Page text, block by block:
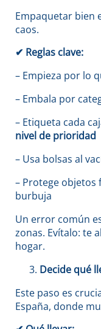
Empaquetar bien
caos.
✔ Reglas clave:
– Empieza por lo
– Embala por
– Etiqueta cada
nivel de prioridad
– Usa bolsas al
– Protege objetos
burbuja
Un error común
zonas. Evítalo: te
hogar.
Decide qué
Este paso es
España, donde